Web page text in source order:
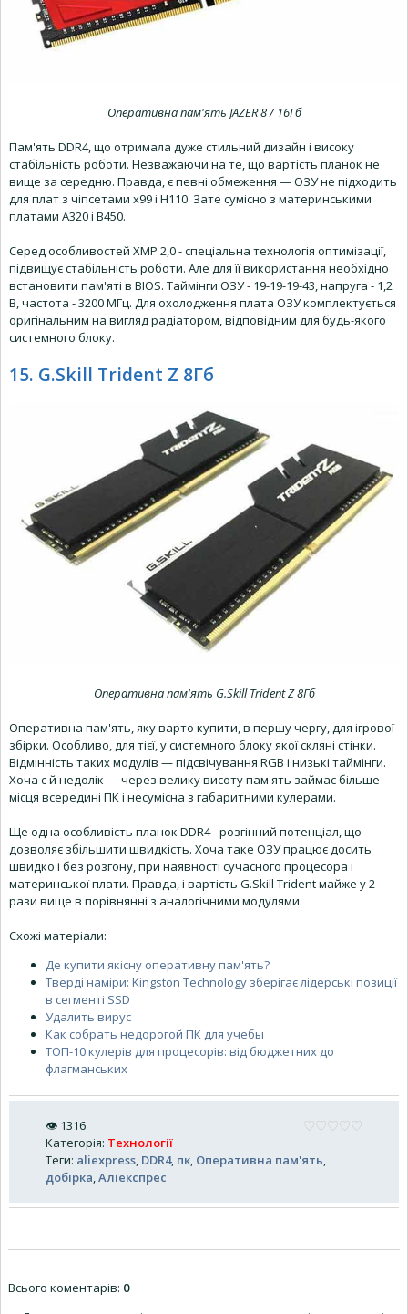
Оперативна пам'ять JAZER 8 / 16Гб
Пам'ять DDR4, що отримала дуже стильний дизайн і високу
стабільність роботи. Незважаючи на те, що вартість планок не
вище за середню. Правда, є певні обмеження — ОЗУ не підходить
для плат з чіпсетами x99 і H110. Зате сумісно з материнськими
платами A320 і B450.
Серед особливостей XMP 2,0 - спеціальна технологія оптимізації,
підвищує стабільність роботи. Але для її використання необхідно
встановити пам'яті в BIOS. Таймінги ОЗУ - 19-19-19-43, напруга - 1,2
В, частота - 3200 МГц. Для охолодження плата ОЗУ комплектується
оригінальним на вигляд радіатором, відповідним для будь-якого
системного блоку.
15. G.Skill Trident Z 8Гб
Оперативна пам'ять G.Skill Trident Z 8Гб
Оперативна пам'ять, яку варто купити, в першу чергу, для ігрової
збірки. Особливо, для тієї, у системного блоку якої скляні стінки.
Відмінність таких модулів — підсвічування RGB і низькі таймінги.
Хоча є й недолік — через велику висоту пам'ять займає більше
місця всередині ПК і несумісна з габаритними кулерами.
Ще одна особливість планок DDR4 - розгінний потенціал, що
дозволяє збільшити швидкість. Хоча таке ОЗУ працює досить
швидко і без розгону, при наявності сучасного процесора і
материнської плати. Правда, і вартість G.Skill Trident майже у 2
рази вище в порівнянні з аналогічними модулями.
Схожі матеріали:
Де купити якісну оперативну пам'ять?
Тверді наміри: Kingston Technology зберігає лідерські позиції
в сегменті SSD
Удалить вирус
Как собрать недорогой ПК для учебы
ТОП-10 кулерів для процесорів: від бюджетних до
флагманських
👁 1316
Категорія: Технології
Теги: aliexpress DDR4, пк Оперативна пам'ять
добірка Аліекспрес
Всього коментарів: 0